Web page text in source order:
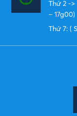
Thứ 2 ->
– 17g00)
Thứ 7: (